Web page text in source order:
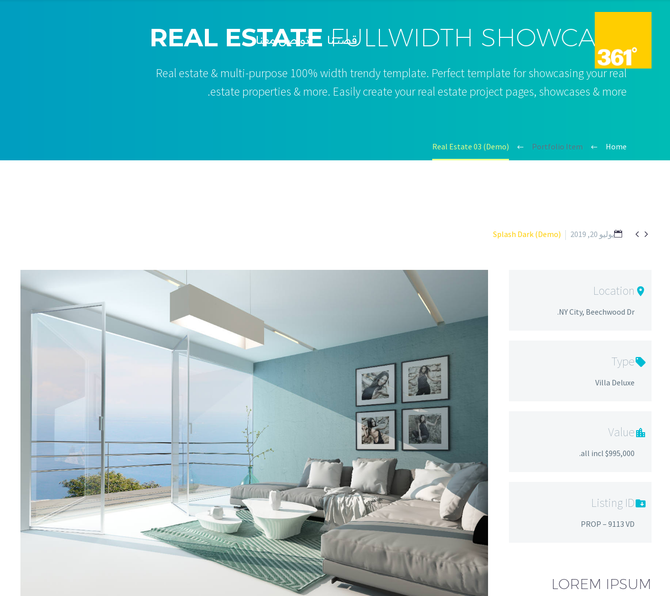
قصتــنا تواصل معنا
REAL ESTATEFULLWIDTH SHOWCASE
Real estate & multi-purpose 100% width trendy template. Perfect template for showcasing your real
estate properties & more. Easily create your real estate project pages, showcases & more.
Home
Portfolio Item
Real Estate 03 (Demo)
  يوليو 20, 2019 Splash Dark (Demo)
Location
NY City, Beechwood Dr.
Type
Villa Deluxe
Value
$995,000 all incl.
Listing ID
PROP – 9113 VD
LOREM IPSUM